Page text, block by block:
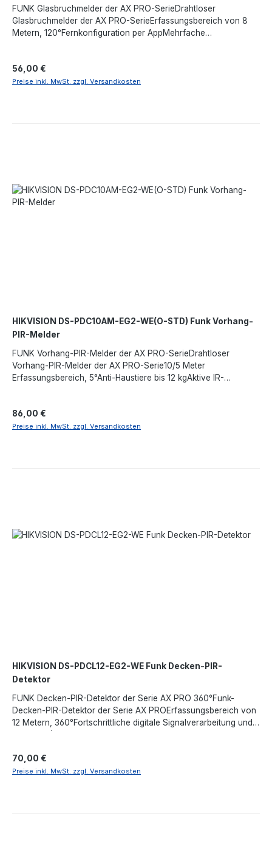
FUNK Glasbruchmelder der AX PRO-SerieDrahtloser
Glasbruchmelder der AX PRO-SerieErfassungsbereich von 8
Metern, 120°Fernkonfiguration per AppMehrfache
betriebenBatterielebensdauer bis zu 5 JahreAnti-Interferenz-
Frequenzsprung für zuverlässige ÜbertragungFunkreichweite
Regulärer Preis:
56,00 €
Preise inkl. MwSt. zzgl. Versandkosten
HIKVISION DS-PDC10AM-EG2-WE(O-STD) Funk Vorhang-
PIR-Melder
FUNK Vorhang-PIR-Melder der AX PRO-SerieDrahtloser
Vorhang-PIR-Melder der AX PRO-Serie10/5 Meter
Erfassungsbereich, 5°Anti-Haustiere bis 12 kgAktive IR-
Regulärer Preis:
86,00 €
Preise inkl. MwSt. zzgl. Versandkosten
HIKVISION DS-PDCL12-EG2-WE Funk Decken-PIR-
Detektor
FUNK Decken-PIR-Detektor der Serie AX PRO 360°Funk-
Decken-PIR-Detektor der Serie AX PROErfassungsbereich von
12 Metern, 360°Fortschrittliche digitale Signalverarbeitung und
InstallationsdesignEs wird von einer CR123A-Lithiumbatterie
betriebenBatterielebensdauer bis zu 5 JahreAnti-Interferenz-
Regulärer Preis:
70,00 €
Preise inkl. MwSt. zzgl. Versandkosten